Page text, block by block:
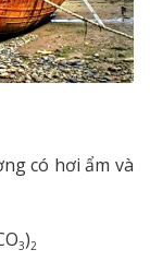
có hơi ẩm và
3)2